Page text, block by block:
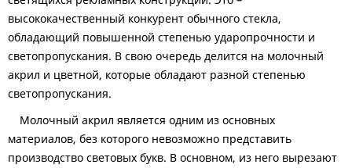
высококачественный конкурент обычного стекла,
обладающий повышенной степенью ударопрочности и
светопропускания. В свою очередь делится на молочный
акрил и цветной, которые обладают разной степенью
светопропускания.
Молочный акрил является одним из основных
материалов, без которого невозможно представить
производство световых букв. В основном, из него вырезают